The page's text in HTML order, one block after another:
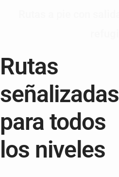
Rutas
señalizadas
para todos
los niveles